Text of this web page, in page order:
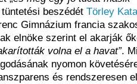
beszédét Törley
Gimnázium francia
elnöke szerint el akarják
volna el a havat”.
nyomon
és rendszeresen